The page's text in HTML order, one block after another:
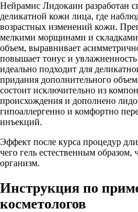
Нейрамис Лидокаин разработан
деликатной кожи лица, где
возрастных изменений кожи.
мелкими морщинами и
объем, выравнивает
повышает тонус и
идеально подходит для
придания дополнительного
состоит исключительно из
происхождения и дополнено
гипоаллергенно и комфортно
инъекций.
Эффект после курса процедур
чего гель естественным образом,
организм.
Инструкция по
косметологов